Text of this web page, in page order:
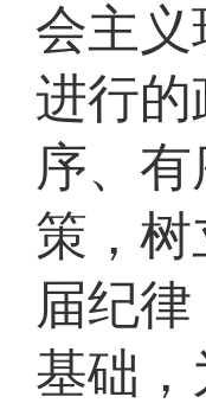
会主
进行的
序、
策，
届纪
基础